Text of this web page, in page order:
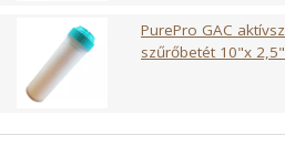
PurePro GAC
szűrőbetét 10"x 2,5"